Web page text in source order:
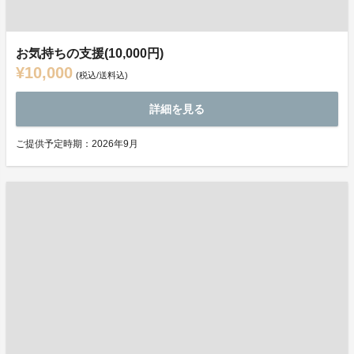
お気持ちの支援(10,000円)
¥10,000 (税込/送料込)
詳細を見る
ご提供予定時期：2026年9月